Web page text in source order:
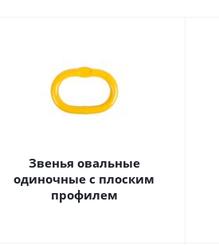
Звенья овальные
одиночные c плоским
профилем